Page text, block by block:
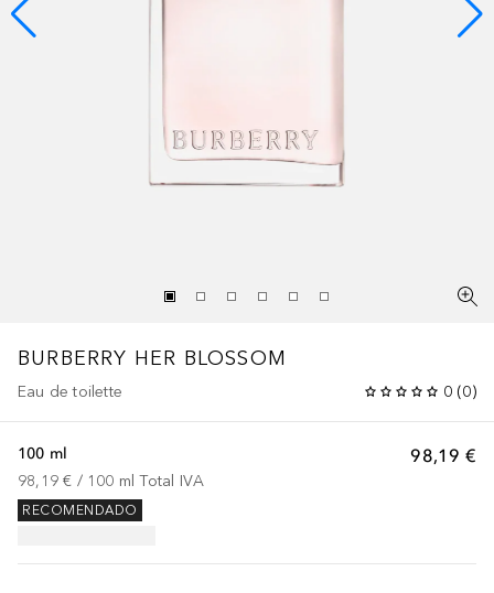
BURBERRY HER BLOSSOM
Eau de toilette 0 (0)
98,19 €
100 ml
98,19 € / 100 ml Total IVA
RECOMENDADO